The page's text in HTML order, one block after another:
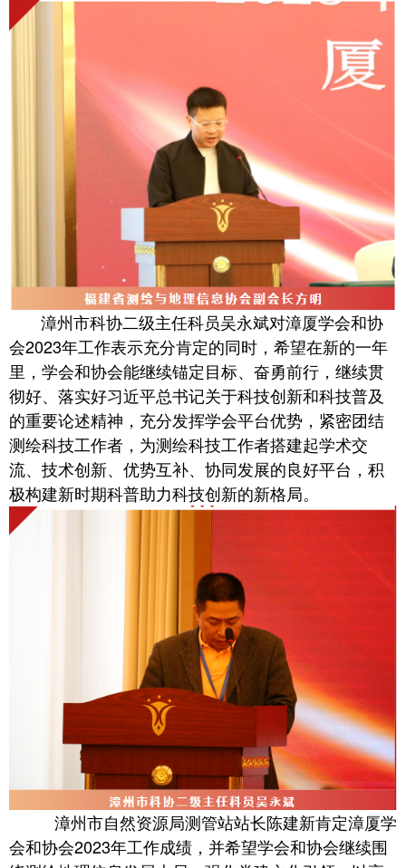
漳州市科协二级主任科员吴永斌对漳厦学会和协
会2023年工作表示充分肯定的同时，希望在新的一年
里，学会和协会能继续锚定目标、奋勇前行，继续贯
彻好、落实好习近平总书记关于科技创新和科技普及
的重要论述精神，充分发挥学会平台优势，紧密团结
测绘科技工作者，为测绘科技工作者搭建起学术交
流、技术创新、优势互补、协同发展的良好平台，积
极构建新时期科普助力科技创新的新格局。
漳州市自然资源局测管站站长陈建新肯定漳厦学
会和协会2023年工作成绩，并希望学会和协会继续围